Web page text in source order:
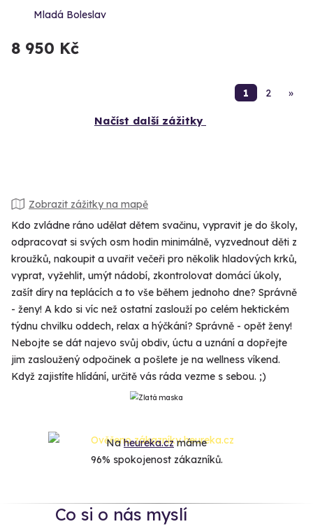
Mladá Boleslav
8 950 Kč
1 2 »
Načíst další zážitky
Zobrazit zážitky na mapě
Kdo zvládne ráno udělat dětem svačinu, vypravit je do školy,
odpracovat si svých osm hodin minimálně, vyzvednout děti z
kroužků, nakoupit a uvařit večeři pro několik hladových krků,
vyprat, vyžehlit, umýt nádobí, zkontrolovat domácí úkoly,
zašít díry na teplácích a to vše během jednoho dne? Správně
- ženy! A kdo si víc než ostatní zaslouží po celém hektickém
týdnu chvilku oddech, relax a hýčkání? Správně - opět ženy!
Nebojte se dát najevo svůj obdiv, úctu a uznání a dopřejte
jim zasloužený odpočinek a pošlete je na wellness víkend.
Když zajistíte hlídání, určitě vás ráda vezme s sebou. ;)
Naheureka.czmáme
96% spokojenost zákazníků.
Co si o nás myslí